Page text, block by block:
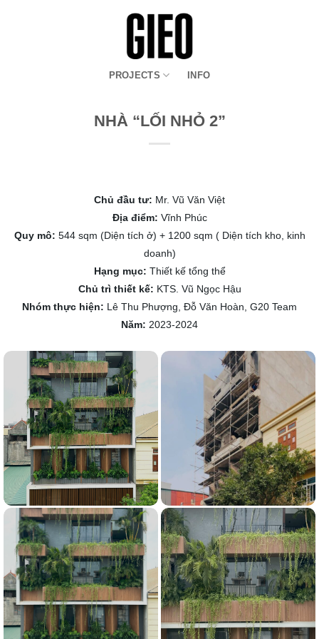
PROJECTS INFO
NHÀ “LỐI NHỎ 2”
Chủ đầu tư: Mr. Vũ Văn Việt
Địa điểm: Vĩnh Phúc
Quy mô: 544 sqm (Diện tích ở) + 1200 sqm ( Diện tích kho, kinh
doanh)
Hạng mục: Thiết kế tổng thể
Chủ trì thiết kế: KTS. Vũ Ngọc Hậu
Nhóm thực hiện: Lê Thu Phượng, Đỗ Văn Hoàn, G20 Team
Năm: 2023-2024